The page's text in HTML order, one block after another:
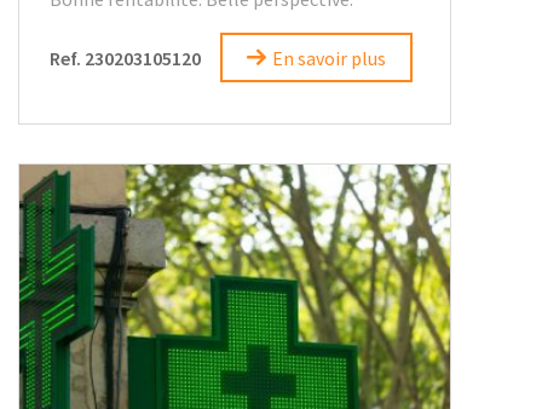
Ref. 230203105120 En savoir plus